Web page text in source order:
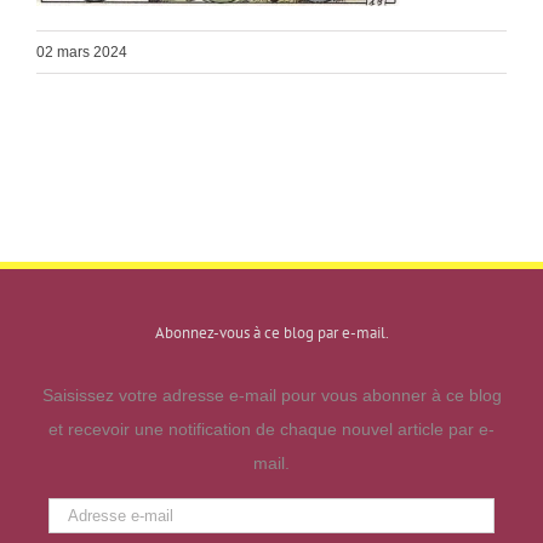
02 mars 2024
Abonnez-vous à ce blog par e-mail.
Saisissez votre adresse e-mail pour vous abonner à ce blog
et recevoir une notification de chaque nouvel article par e-
mail.
Adresse